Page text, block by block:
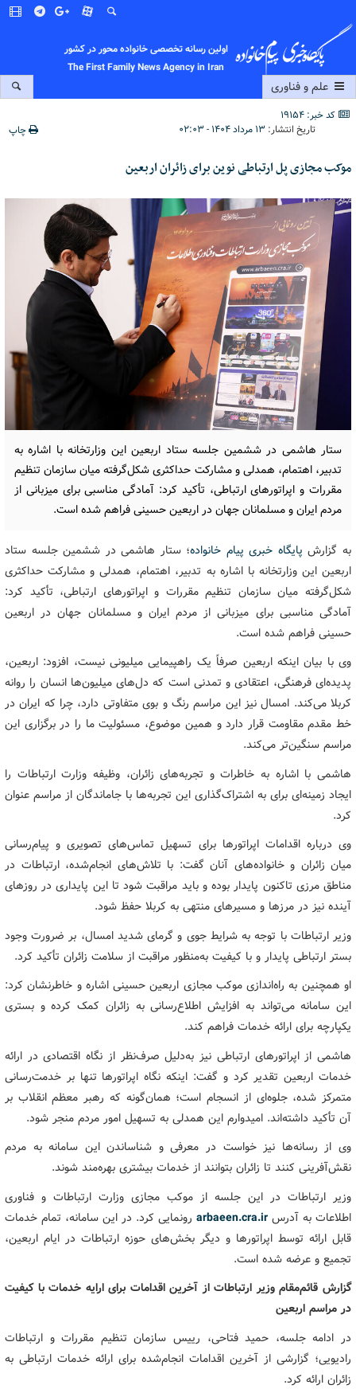
اولین رسانه تخصصی خانواده محور در کشور
The First Family News Agency in Iran
علم و فناوری
کد خبر: 19154
تاریخ انتشار:۱۳ مرداد ۱۴۰۴ - ۰۲:۰۳ چاپ
موکب مجازی پل ارتباطی نوین برای زائران اربعین
ستار هاشمی در ششمین جلسه ستاد اربعین این وزارتخانه با اشاره به
تدبیر، اهتمام، همدلی و مشارکت حداکثری شکل‌گرفته میان سازمان تنظیم
مقررات و اپراتورهای ارتباطی، تأکید کرد: آمادگی مناسبی برای میزبانی از
مردم ایران و مسلمانان جهان در اربعین حسینی فراهم شده است.
به گزارش پایگاه خبری پیام خانواده؛ ستار هاشمی در ششمین جلسه ستاد
اربعین این وزارتخانه با اشاره به تدبیر، اهتمام، همدلی و مشارکت حداکثری
شکل‌گرفته میان سازمان تنظیم مقررات و اپراتورهای ارتباطی، تأکید کرد:
آمادگی مناسبی برای میزبانی از مردم ایران و مسلمانان جهان در اربعین
حسینی فراهم شده است.
وی با بیان اینکه اربعین صرفاً یک راهپیمایی میلیونی نیست، افزود: اربعین،
پدیده‌ای فرهنگی، اعتقادی و تمدنی است که دل‌های میلیون‌ها انسان را روانه
کربلا می‌کند. امسال نیز این مراسم رنگ و بوی متفاوتی دارد، چرا که ایران در
خط مقدم مقاومت قرار دارد و همین موضوع، مسئولیت ما را در برگزاری این
مراسم سنگین‌تر می‌کند.
هاشمی با اشاره به خاطرات و تجربه‌های زائران، وظیفه وزارت ارتباطات را
ایجاد زمینه‌ای برای به اشتراک‌گذاری این تجربه‌ها با جاماندگان از مراسم عنوان
کرد.
وی درباره اقدامات اپراتورها برای تسهیل تماس‌های تصویری و پیام‌رسانی
میان زائران و خانواده‌های آنان گفت: با تلاش‌های انجام‌شده، ارتباطات در
مناطق مرزی تاکنون پایدار بوده و باید مراقبت شود تا این پایداری در روزهای
آینده نیز در مرزها و مسیرهای منتهی به کربلا حفظ شود.
وزیر ارتباطات با توجه به شرایط جوی و گرمای شدید امسال، بر ضرورت وجود
بستر ارتباطی پایدار و با کیفیت به‌منظور مراقبت از سلامت زائران تأکید کرد.
او همچنین به راه‌اندازی موکب مجازی اربعین حسینی اشاره و خاطرنشان کرد:
این سامانه می‌تواند به افزایش اطلاع‌رسانی به زائران کمک کرده و بستری
یکپارچه برای ارائه خدمات فراهم کند.
هاشمی از اپراتورهای ارتباطی نیز به‌دلیل صرف‌نظر از نگاه اقتصادی در ارائه
خدمات اربعین تقدیر کرد و گفت: اینکه نگاه اپراتورها تنها بر خدمت‌رسانی
متمرکز شده، جلوه‌ای از انسجام است؛ همان‌گونه که رهبر معظم انقلاب بر
آن تأکید داشته‌اند. امیدوارم این همدلی به تسهیل امور مردم منجر شود.
وی از رسانه‌ها نیز خواست در معرفی و شناساندن این سامانه به مردم
نقش‌آفرینی کنند تا زائران بتوانند از خدمات بیشتری بهره‌مند شوند.
وزیر ارتباطات در این جلسه از موکب مجازی وزارت ارتباطات و فناوری
اطلاعات به آدرس arbaeen.cra.ir رونمایی کرد. در این سامانه، تمام خدمات
قابل ارائه توسط اپراتورها و دیگر بخش‌های حوزه ارتباطات در ایام اربعین،
تجمیع و عرضه شده است.
گزارش قائم‌مقام وزیر ارتباطات از آخرین اقدامات برای ارایه خدمات با کیفیت
در مراسم اربعین
در ادامه جلسه، حمید فتاحی، رییس سازمان تنظیم مقررات و ارتباطات
رادیویی؛ گزارشی از آخرین اقدامات انجام‌شده برای ارائه خدمات ارتباطی به
زائران ارائه کرد.